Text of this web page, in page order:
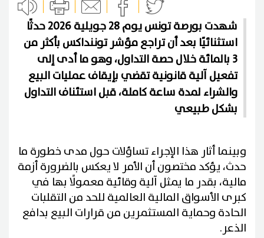
شهدت بورصة تونس يوم 28 جويلية 2026 حدثًا
استثنائيًا بعد أن تراجع مؤشر توننداكس بأكثر من
3 بالمائة خلال حصة التداول، وهو ما أدى إلى
تفعيل آلية قانونية تقضي بإيقاف عمليات البيع
والشراء لمدة ساعة كاملة، قبل استئناف التداول
بشكل طبيعي
وبينما أثار هذا الإجراء تساؤلات حول مدى خطورة ما
حدث، يؤكد مختصون أن الأمر لا يعكس بالضرورة أزمة
مالية، بقدر ما يمثل آلية وقائية معمولًا بها في
كبرى الأسواق المالية العالمية للحد من التقلبات
الحادة وحماية المستثمرين من قرارات البيع بدافع
الذعر.